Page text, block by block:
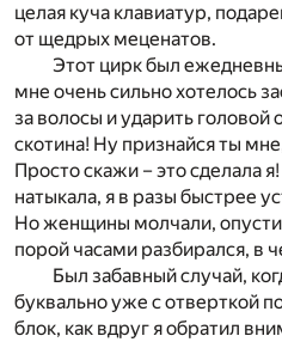
целая куча клавиатур,
от щедрых меценатов.
Этот цирк был
мне очень сильно хотелось
за волосы и ударить
скотина! Ну признайся ты
Просто скажи – это сделала
натыкала, я в разы быстрее
Но женщины молчали,
порой часами разбирался, в
Был забавный случай,
буквально уже с отверткой
блок, как вдруг я обратил